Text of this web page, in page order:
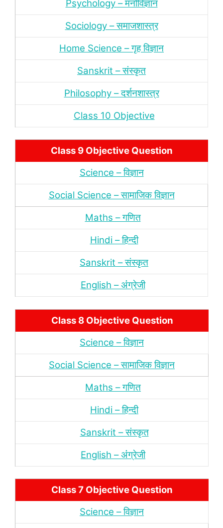
Psychology – मनोविज्ञान
Sociology – समाजशास्‍त्र
Home Science – गृह विज्ञान
Sanskrit – संस्‍कृत
Philosophy – दर्शनशास्‍त्र
Class 10 Objective
Class 9 Objective Question
Science – विज्ञान
Social Science – सामाजिक विज्ञान
Maths – गणित
Hindi – हिन्‍दी
Sanskrit – संस्‍कृत
English – अंंग्रेजी
Class 8 Objective Question
Science – विज्ञान
Social Science – सामाजिक विज्ञान
Maths – गणित
Hindi – हिन्‍दी
Sanskrit – संस्‍कृत
English – अंंग्रेजी
Class 7 Objective Question
Science – विज्ञान